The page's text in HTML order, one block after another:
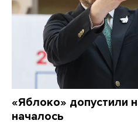
«Яблоко» допустили
началось